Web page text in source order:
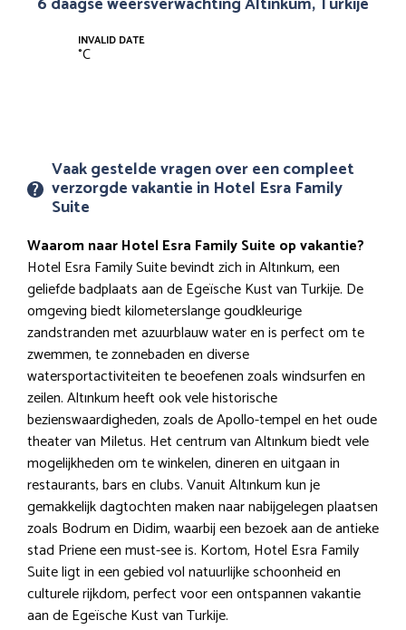
INVALID DATE
°C
Vaak gestelde vragen over een compleet
verzorgde vakantie in Hotel Esra Family
Suite
Waarom naar Hotel Esra Family Suite op vakantie?
Hotel Esra Family Suite bevindt zich in Altınkum, een
geliefde badplaats aan de Egeïsche Kust van Turkije. De
omgeving biedt kilometerslange goudkleurige
zandstranden met azuurblauw water en is perfect om te
zwemmen, te zonnebaden en diverse
watersportactiviteiten te beoefenen zoals windsurfen en
zeilen. Altınkum heeft ook vele historische
bezienswaardigheden, zoals de Apollo-tempel en het oude
theater van Miletus. Het centrum van Altınkum biedt vele
mogelijkheden om te winkelen, dineren en uitgaan in
restaurants, bars en clubs. Vanuit Altınkum kun je
gemakkelijk dagtochten maken naar nabijgelegen plaatsen
zoals Bodrum en Didim, waarbij een bezoek aan de antieke
stad Priene een must-see is. Kortom, Hotel Esra Family
Suite ligt in een gebied vol natuurlijke schoonheid en
culturele rijkdom, perfect voor een ontspannen vakantie
aan de Egeïsche Kust van Turkije.